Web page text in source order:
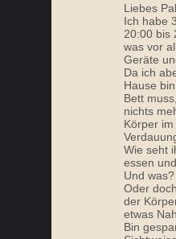
IST PALEO
Liebes
Ich habe
20:00 bis
was vor
Geräte
Da ich
Hause
Bett
nichts
Körper
Wie seht
essen
Und was?
Oder
der
etwas
Bin